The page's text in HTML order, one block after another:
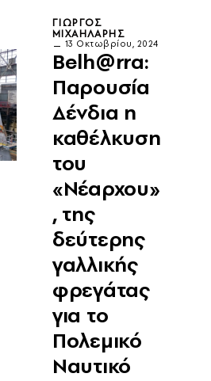
ΓΙΏΡΓΟΣ
ΜΙΧΑΗΛΆΡΗΣ
13 Οκτωβρίου, 2024
Belh@rra:
Παρουσία
Δένδια η
καθέλκυση
του
«Νέαρχου»
, της
δεύτερης
γαλλικής
φρεγάτας
για το
Πολεμικό
Ναυτικό